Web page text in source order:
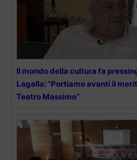
Il mondo della cultura fa
Lagalla: “Portiamo avanti il
Teatro Massimo”